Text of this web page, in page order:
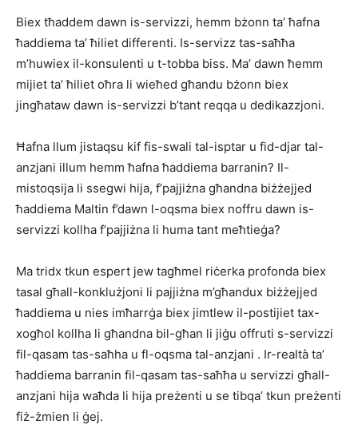
Biex tħaddem dawn is-servizzi, hemm bżonn ta’ ħafna
ħaddiema ta’ ħiliet differenti. Is-servizz tas-saħħa
m’huwiex il-konsulenti u t-tobba biss. Ma’ dawn ħemm
mijiet ta’ ħiliet oħra li wieħed għandu bżonn biex
jingħataw dawn is-servizzi b’tant reqqa u dedikazzjoni.
Ħafna llum jistaqsu kif fis-swali tal-isptar u fid-djar tal-
anzjani illum hemm ħafna ħaddiema barranin? Il-
mistoqsija li ssegwi hija, f’pajjiżna għandna biżżejjed
ħaddiema Maltin f’dawn l-oqsma biex noffru dawn is-
servizzi kollha f’pajjiżna li huma tant meħtieġa?
Ma tridx tkun espert jew tagħmel riċerka profonda biex
tasal għall-konklużjoni li pajjiżna m’għandux biżżejjed
ħaddiema u nies imħarrġa biex jimtlew il-postijiet tax-
xogħol kollha li għandna bil-għan li jiġu offruti s-servizzi
fil-qasam tas-saħha u fl-oqsma tal-anzjani . Ir-realtà ta’
ħaddiema barranin fil-qasam tas-saħħa u servizzi għall-
anzjani hija waħda li hija preżenti u se tibqa’ tkun preżenti
fiż-żmien li ġej.